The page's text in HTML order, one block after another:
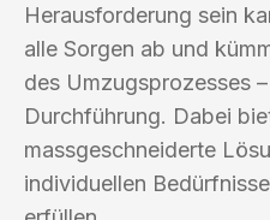
Herausforderung sein
alle Sorgen ab und
des Umzugsprozesses
Durchführung. Dabei
massgeschneiderte
individuellen